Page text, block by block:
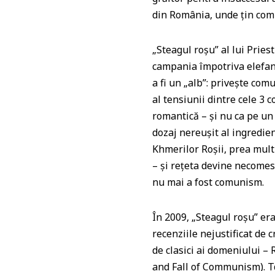
p o
din România, unde ţin
„Steagul roşu” al lui
campania împotriva
a fi un „alb”: priveşte
al tensiunii dintre cele 3
romantică – şi nu ca pe
dozaj nereuşit al
Khmerilor Roşii, prea
– şi reţeta devine
nu mai a fost comunism.
În 2009, „Steagul roşu”
recenziile nejustificat de
de clasici ai domeniului –
and Fall of Communism).